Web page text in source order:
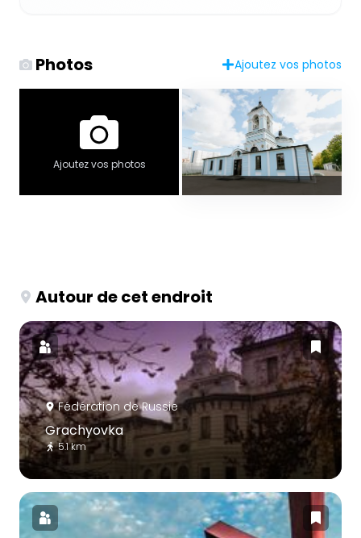
Photos Ajoutez vos photos
Ajoutez vos photos
Autour de cet endroit
Fédération de Russie
Grachyovka
5.1 km